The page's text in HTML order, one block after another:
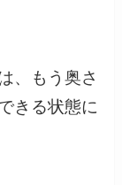
、もう奥さ
きる状態に